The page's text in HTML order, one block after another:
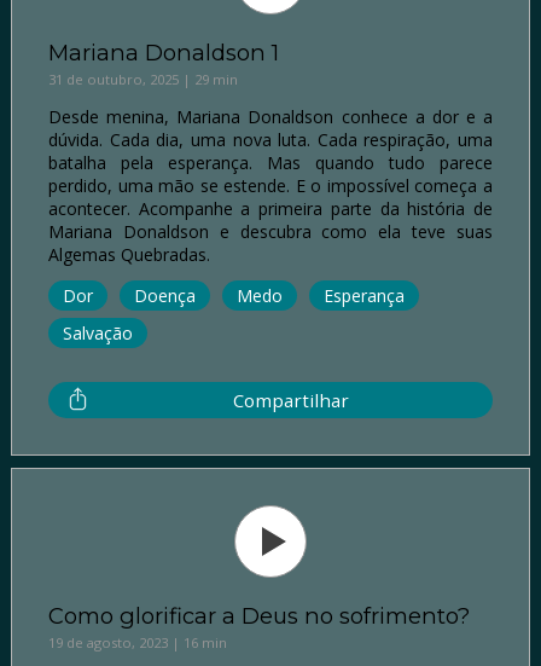
Mariana Donaldson 1
31 de outubro, 2025 | 29 min
Desde menina, Mariana Donaldson conhece a dor e a
dúvida. Cada dia, uma nova luta. Cada respiração, uma
batalha pela esperança. Mas quando tudo parece
perdido, uma mão se estende. E o impossível começa a
acontecer. Acompanhe a primeira parte da história de
Mariana Donaldson e descubra como ela teve suas
Algemas Quebradas.
Dor
Doença Medo
Esperança
Salvação
Compartilhar
Como glorificar a Deus no sofrimento?
19 de agosto, 2023 | 16 min